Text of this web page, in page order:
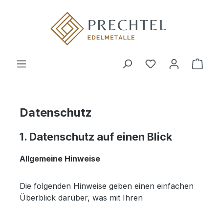
Du hast 0
Datenschutz
1. Datenschutz auf einen Blick
Allgemeine Hinweise
Die folgenden Hinweise geben einen einfachen
Überblick darüber, was mit Ihren